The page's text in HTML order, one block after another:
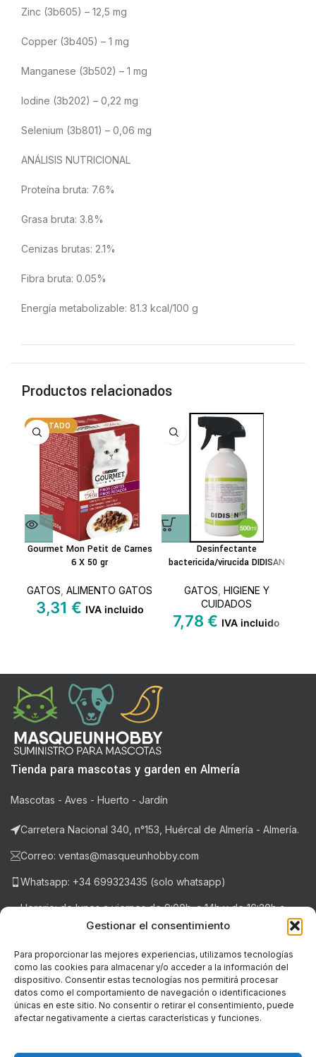
Gestionar el consentimiento
Para proporcionar las mejores experiencias, utilizamos tecnologías
como las cookies para almacenar y/o acceder a la información del
dispositivo. Consentir estas tecnologías nos permitirá procesar
datos como el comportamiento de navegación o identificaciones
únicas en este sitio. No consentir o retirar el consentimiento, puede
afectar negativamente a ciertas características y funciones.
Zinc (3b605) – 12,5 mg
Copper (3b405) – 1 mg
Manganese (3b502) – 1 mg
Iodine (3b202) – 0,22 mg
Selenium (3b801) – 0,06 mg
ANÁLISIS NUTRICIONAL
Proteína bruta: 7.6%
Grasa bruta: 3.8%
Cenizas brutas: 2.1%
Fibra bruta: 0.05%
Energía metabolizable: 81.3 kcal/100 g
Productos relacionados
AGOTADO
Gourmet Mon Petit de Carnes
6 X 50 gr
GATOS ALIMENTO GATOS
3,31 € IVA incluido
Desinfectante
bactericida/virucida DIDISAN
GATOS HIGIENE Y
CUIDADOS
7,78 € IVA incluido
Tienda para mascotas y garden en Almería
Mascotas - Aves - Huerto - Jardín
Carretera Nacional 340, n°153, Huércal de Almería - Almería.
Correo: ventas@masqueunhobby.com
Whatsapp: +34 699323435 (solo whatsapp)
Horario: de lunes a viernes de 9:00h. a 14h y de 16:30h a
20:30h . Sábados de 9:00h a 14:00h.
NOTICIAS RECIENTES
LEGAL